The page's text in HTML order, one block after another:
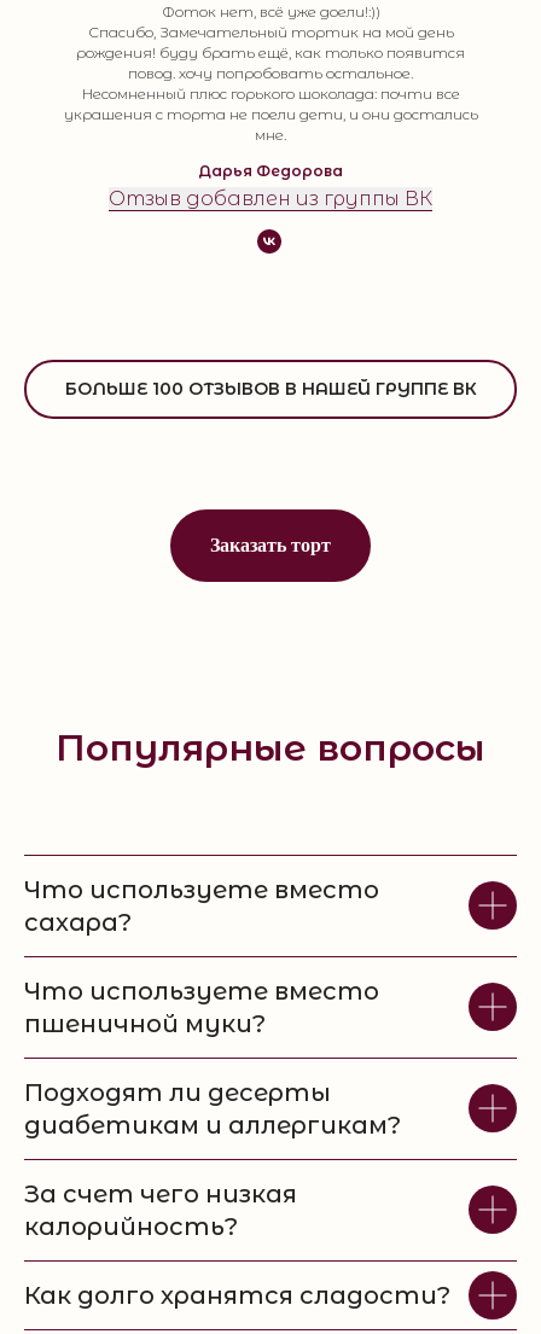
Фоток нет, всё уже доели!:))
Спасибо, Замечательный тортик на мой день
рождения! буду брать ещё, как только появится
повод. хочу попробовать остальное.
Несомненный плюс горького шоколада: почти все
украшения с торта не поели дети, и они достались
мне.
Дарья Федорова
Отзыв добавлен из группы ВК
БОЛЬШЕ 100 ОТЗЫВОВ В НАШЕЙ ГРУППЕ ВК
Заказать торт
Популярные вопросы
Что используете вместо
сахара?
Что используете вместо
пшеничной муки?
Подходят ли десерты
диабетикам и аллергикам?
За счет чего низкая
калорийность?
Как долго хранятся сладости?